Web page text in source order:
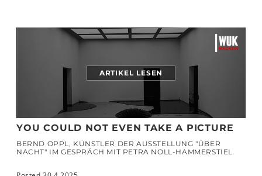
ARTIKEL LESEN
YOU COULD NOT EVEN TAKE A PICTURE
BERND OPPL, KÜNSTLER DER AUSSTELLUNG "ÜBER
NACHT" IM GESPRÄCH MIT PETRA NOLL-HAMMERSTIEL